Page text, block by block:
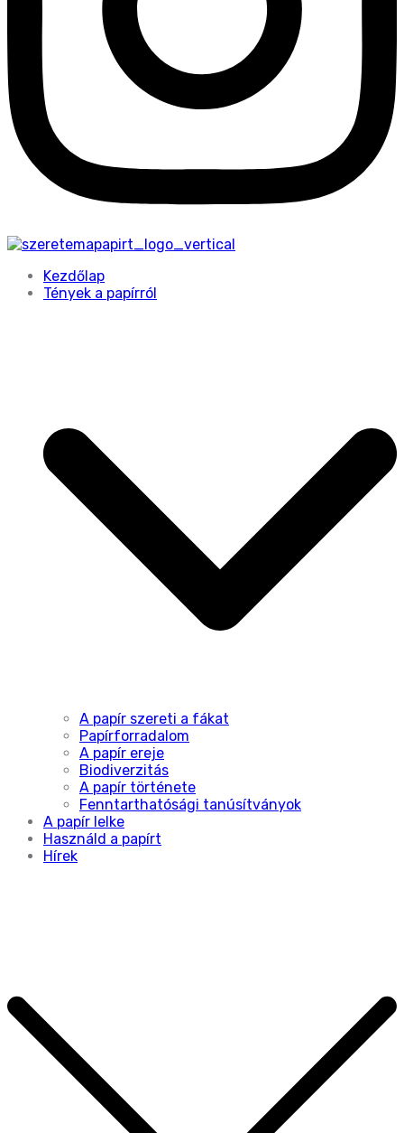
Kezdőlap
Tények a papírról
A papír szereti a fákat
Papírforradalom
A papír ereje
Biodiverzitás
A papír története
Fenntarthatósági tanúsítványok
A papír lelke
Használd a papírt
Hírek